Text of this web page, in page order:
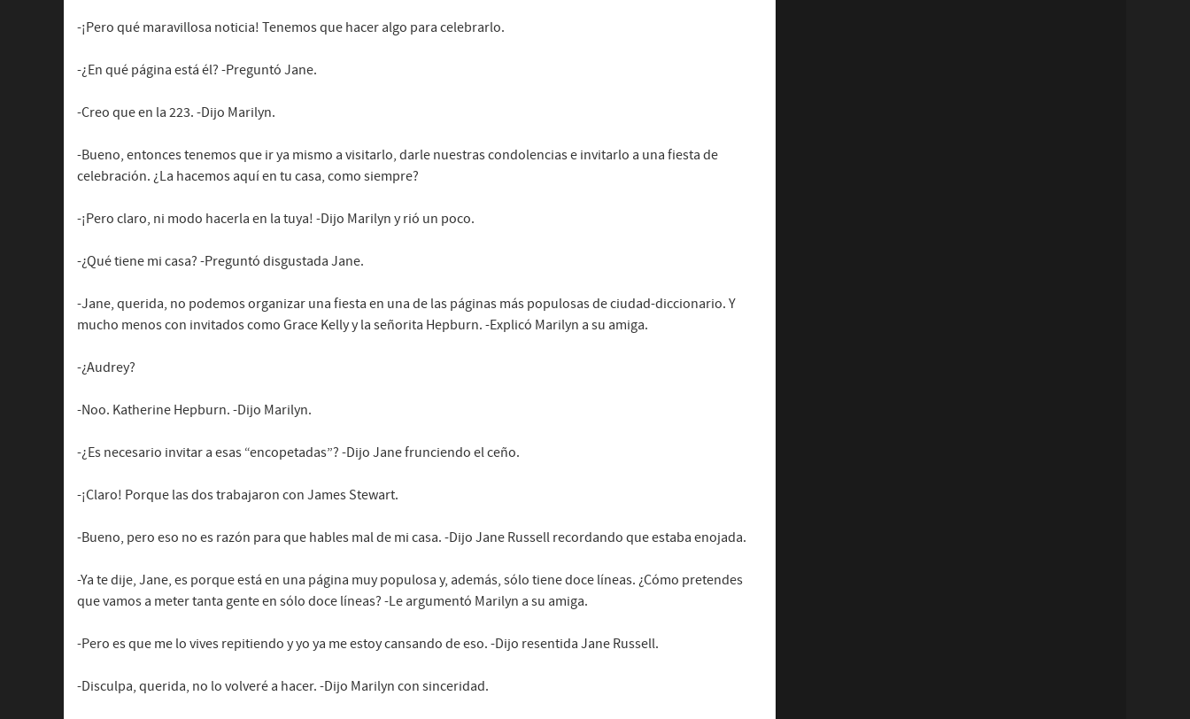
-¡Pero qué maravillosa noticia! Tenemos que hacer algo para celebrarlo.
-¿En qué página está él? -Preguntó Jane.
-Creo que en la 223. -Dijo Marilyn.
-Bueno, entonces tenemos que ir ya mismo a visitarlo, darle nuestras condolencias e invitarlo a una fiesta de
celebración. ¿La hacemos aquí en tu casa, como siempre?
-¡Pero claro, ni modo hacerla en la tuya! -Dijo Marilyn y rió un poco.
-¿Qué tiene mi casa? -Preguntó disgustada Jane.
-Jane, querida, no podemos organizar una fiesta en una de las páginas más populosas de ciudad-diccionario. Y
mucho menos con invitados como Grace Kelly y la señorita Hepburn. -Explicó Marilyn a su amiga.
-¿Audrey?
-Noo. Katherine Hepburn. -Dijo Marilyn.
-¿Es necesario invitar a esas “encopetadas”? -Dijo Jane frunciendo el ceño.
-¡Claro! Porque las dos trabajaron con James Stewart.
-Bueno, pero eso no es razón para que hables mal de mi casa. -Dijo Jane Russell recordando que estaba enojada.
-Ya te dije, Jane, es porque está en una página muy populosa y, además, sólo tiene doce líneas. ¿Cómo pretendes
que vamos a meter tanta gente en sólo doce líneas? -Le argumentó Marilyn a su amiga.
-Pero es que me lo vives repitiendo y yo ya me estoy cansando de eso. -Dijo resentida Jane Russell.
-Disculpa, querida, no lo volveré a hacer. -Dijo Marilyn con sinceridad.